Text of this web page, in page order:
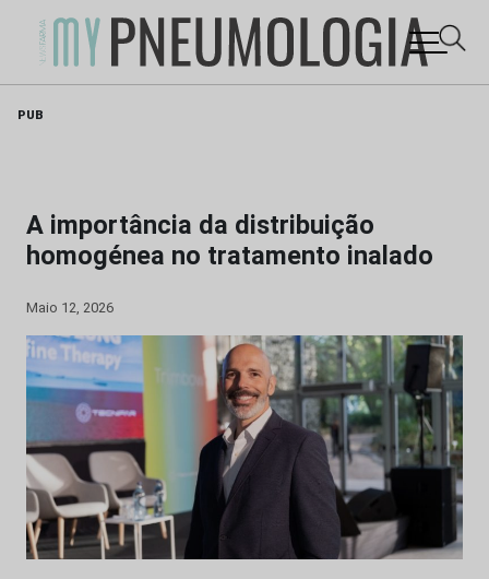
PUB
A importância da distribuição
homogénea no tratamento inalado
Maio 12, 2026